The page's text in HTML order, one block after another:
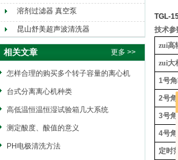
溶剂过滤器 真空泵
昆山舒美超声波清洗器
相关文章 更多 >>
怎样合理的购买多个转子容量的离心机
台式分离离心机种类
高低温恒温恒湿试验箱几大系统
测定酸度、酸值的意义
PH电极清洗方法
TGL-
技术参
zui高
zui大
1号
2号
3号角
4号角
定时